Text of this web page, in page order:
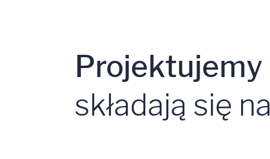
Projektujemy
składają się na